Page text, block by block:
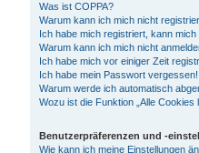
Was ist COPPA?
Warum kann ich mich nicht
Ich habe mich registriert, kann mich
Warum kann ich mich nicht
Ich habe mich vor einiger Zeit
Ich habe mein Passwort vergessen!
Warum werde ich automatisch
Wozu ist die Funktion „Alle Cookies
Benutzerpräferenzen und -
Wie kann ich meine Einstellungen